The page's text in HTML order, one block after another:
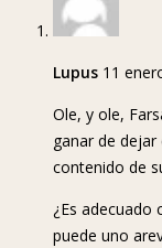
Lupus 11
Ole, y ole,
ganar de
contenido de
¿Es adecuado
puede uno